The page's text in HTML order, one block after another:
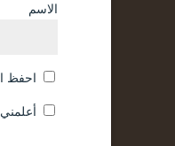
الاسم
احفظ
أعلمني